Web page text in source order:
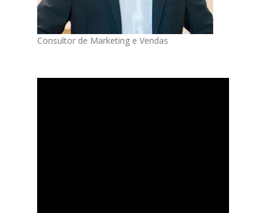
Consultor de Marketing e Vendas